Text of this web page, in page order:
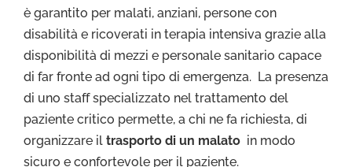
è garantito per malati, anziani, persone con
disabilità e ricoverati in terapia intensiva grazie alla
disponibilità di mezzi e personale sanitario capace
di far fronte ad ogni tipo di emergenza. La presenza
di uno staff specializzato nel trattamento del
paziente critico permette, a chi ne fa richiesta, di
organizzare il trasporto di un malato in modo
sicuro e confortevole per il paziente.